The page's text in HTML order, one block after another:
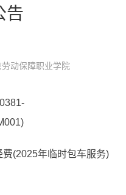
告
动保障职业学院
(2025年临时包车服务)